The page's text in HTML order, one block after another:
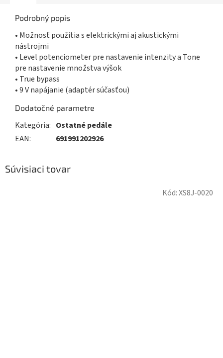
Podrobný popis
• Možnosť použitia s elektrickými aj akustickými
nástrojmi
• Level potenciometer pre nastavenie intenzity a Tone
pre nastavenie množstva výšok
• True bypass
• 9 V napájanie (adaptér súčasťou)
Dodatočné parametre
Kategória: Ostatné pedále
EAN: 691991202926
Súvisiaci tovar
Kód:XS8J-0020